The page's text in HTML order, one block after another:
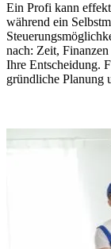
Ein Profi kann
während ein
nach: Zeit,
Ihre Entscheidung.
gründliche Planung